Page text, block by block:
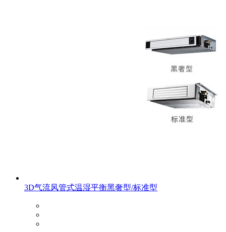
3D气流风管式温湿平衡黑奢型/标准型